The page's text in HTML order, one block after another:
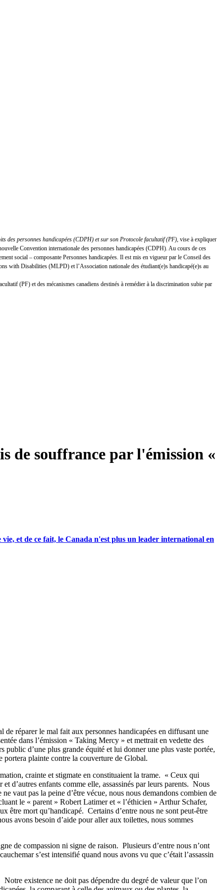
des personnes handicapées (CDPH) et sur son Protocole facultatif (PF) , vise à expliquer
Convention internationale des personnes handicapées (CDPH). Au cours de ces
social – composante Personnes handicapées. Il est mis en vigueur par le Conseil des
with Disabilities (MLPD) et l’Association nationale des étudiant(e)s handicapé(e)s au
(PF) et des mécanismes canadiens destinés à remédier à la discrimination subie par
de souffrance par l'émission «
et de ce fait, le Canada n'est plus un leader international en
réparer le mal fait aux personnes handicapées en diffusant une
dans l’émission « Taking Mercy » et mettrait en vedette des
d’une plus grande équité et lui donner une plus vaste portée,
plainte contre la couverture de Global.
crainte et stigmate en constituaient la trame. « Ceux qui
d’autres enfants comme elle, assassinés par leurs parents. Nous
vaut pas la peine d’être vécue, nous nous demandons combien de
le « parent » Robert Latimer et « l’éthicien » Arthur Schafer,
être mort qu’handicapé. Certains d’entre nous ne sont peut-être
avons besoin d’aide pour aller aux toilettes, nous sommes
de compassion ni signe de raison. Plusieurs d’entre nous n’ont
s’est intensifié quand nous avons vu que c’était l’assassin
existence ne doit pas dépendre du degré de valeur que l’on